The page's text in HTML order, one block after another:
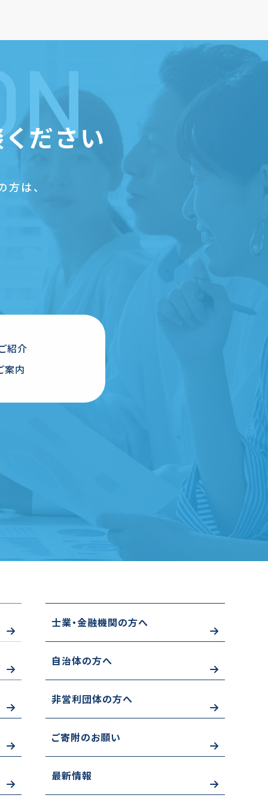
ださい
は、
紹介
案内
士業・金融機関の方へ
自治体の方へ
非営利団体の方へ
ご寄附のお願い
最新情報